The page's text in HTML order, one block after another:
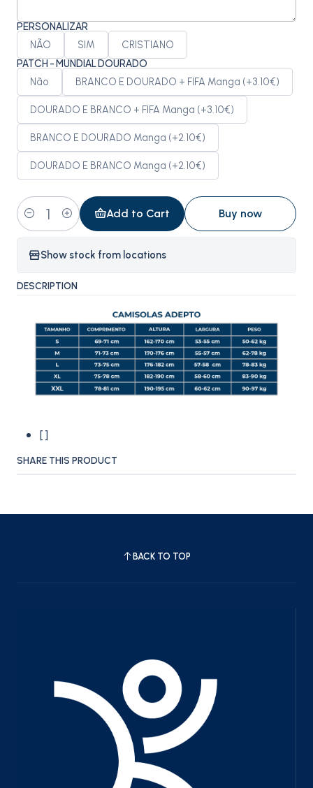
PERSONALIZAR
NÃO SIM CRISTIANO
PATCH - MUNDIAL DOURADO
Não BRANCO E DOURADO + FIFA Manga (+3.10€)
DOURADO E BRANCO + FIFA Manga (+3.10€)
BRANCO E DOURADO Manga (+2.10€)
DOURADO E BRANCO Manga (+2.10€)
Quantity
Add to Cart Buy now
Show stock from locations
DESCRIPTION
[ ]
SHARE THIS PRODUCT
BACK TO TOP